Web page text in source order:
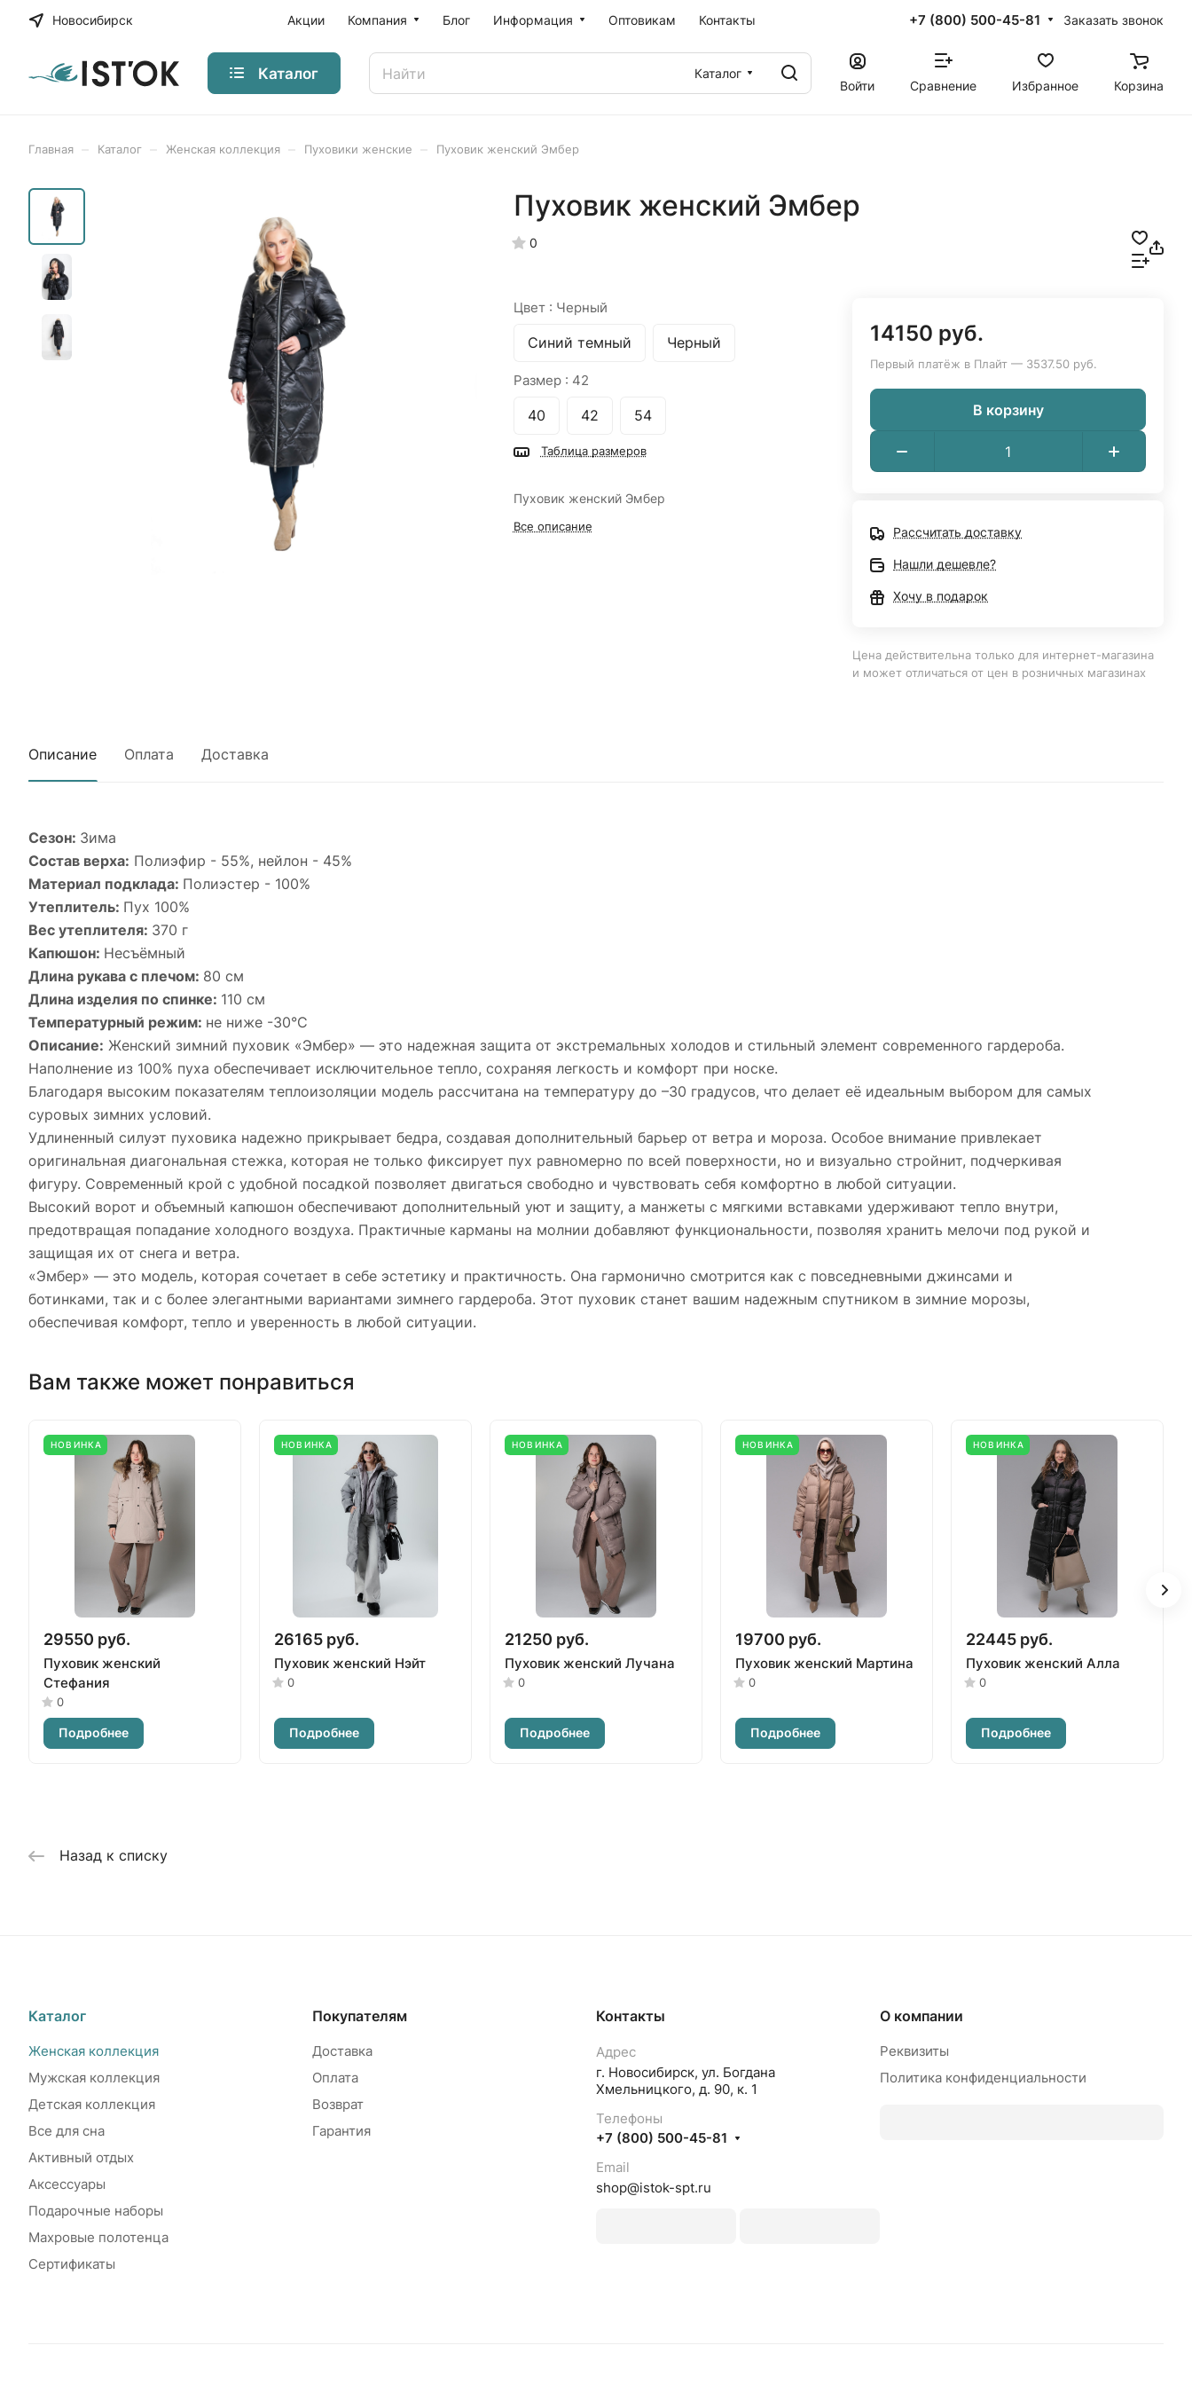
Новосибирск Акции Компания Блог Информация Оптовикам Контакты +7 (800) 500-45-81 Заказать звонок
Каталог
Каталог
Войти
Сравнение Избранное Корзина
Главная Каталог Женская коллекция Пуховики женские Пуховик женский Эмбер
Пуховик женский Эмбер
0
Цвет : Черный
Синий темный Черный
Размер : 42
40 42 54
Таблица размеров
Пуховик женский Эмбер
Все описание
14150 руб.
Первый платёж в Плайт — 3537.50 руб.
В корзину
Рассчитать доставку
Нашли дешевле?
Хочу в подарок
Цена действительна только для интернет-магазина
и может отличаться от цен в розничных магазинах
Описание Оплата Доставка
Сезон: Зима
Состав верха: Полиэфир - 55%, нейлон - 45%
Материал подклада: Полиэстер - 100%
Утеплитель: Пух 100%
Вес утеплителя: 370 г
Капюшон: Несъёмный
Длина рукава с плечом: 80 см
Длина изделия по спинке: 110 см
Температурный режим: не ниже -30°С
Описание: Женский зимний пуховик «Эмбер» — это надежная защита от экстремальных холодов и стильный элемент современного гардероба.
Наполнение из 100% пуха обеспечивает исключительное тепло, сохраняя легкость и комфорт при носке.
Благодаря высоким показателям теплоизоляции модель рассчитана на температуру до –30 градусов, что делает её идеальным выбором для самых
суровых зимних условий.
Удлиненный силуэт пуховика надежно прикрывает бедра, создавая дополнительный барьер от ветра и мороза. Особое внимание привлекает
оригинальная диагональная стежка, которая не только фиксирует пух равномерно по всей поверхности, но и визуально стройнит, подчеркивая
фигуру. Современный крой с удобной посадкой позволяет двигаться свободно и чувствовать себя комфортно в любой ситуации.
Высокий ворот и объемный капюшон обеспечивают дополнительный уют и защиту, а манжеты с мягкими вставками удерживают тепло внутри,
предотвращая попадание холодного воздуха. Практичные карманы на молнии добавляют функциональности, позволяя хранить мелочи под рукой и
защищая их от снега и ветра.
«Эмбер» — это модель, которая сочетает в себе эстетику и практичность. Она гармонично смотрится как с повседневными джинсами и
ботинками, так и с более элегантными вариантами зимнего гардероба. Этот пуховик станет вашим надежным спутником в зимние морозы,
обеспечивая комфорт, тепло и уверенность в любой ситуации.
Вам также может понравиться
НОВИНКА
29550 руб.
Пуховик женский
Стефания
0
Подробнее
НОВИНКА
26165 руб.
Пуховик женский Нэйт
0
Подробнее
НОВИНКА
21250 руб.
Пуховик женский Лучана
0
Подробнее
НОВИНКА
19700 руб.
Пуховик женский Мартина
0
Подробнее
НОВИНКА
22445 руб.
Пуховик женский Алла
0
Подробнее
Назад к списку
Каталог
Женская коллекция
Мужская коллекция
Детская коллекция
Все для сна
Активный отдых
Аксессуары
Подарочные наборы
Махровые полотенца
Сертификаты
Покупателям
Доставка
Оплата
Возврат
Гарантия
Контакты
Адрес
г. Новосибирск, ул. Богдана
Хмельницкого, д. 90, к. 1
Телефоны
+7 (800) 500-45-81
Email
shop@istok-spt.ru
О компании
Реквизиты
Политика конфиденциальности